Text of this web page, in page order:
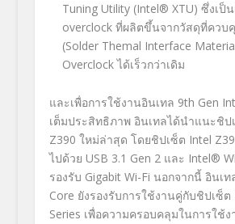
Tuning Utility (Intel® XTU) ซึ่งเป็
overclock ที่ผลิตขึ้นจากวัสดุที่ควบ
(Solder Themal Interface
Overclock ได้เร็วกว่าเดิม
และเพื่อการใช้งานอินเทล 9th Gen
เต็มประสิทธิภาพ อินเทลได้นำแนะชิ
Z390 ใหม่ล่าสุด โดยชิปเซ็ต Intel
ไปด้วย USB 3.1 Gen 2 และ Intel®
รองรับ Gigabit Wi-Fi นอกจากนี้ อินเท
Core ยังรองรับการใช้งานคู่กับชิปเซ็
Series เพื่อความครอบคลุมในการใช้ง